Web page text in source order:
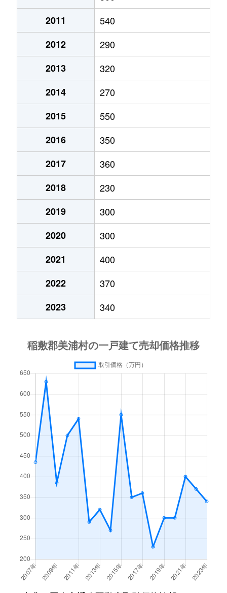
2011
540
2012
290
2013
320
2014
270
2015
550
2016
350
2017
360
2018
230
2019
300
2020
300
2021
400
2022
370
2023
340